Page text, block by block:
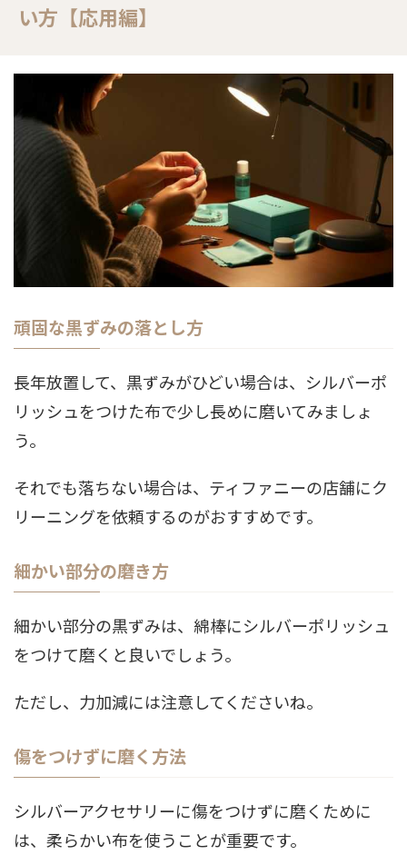
い方【応用編】
頑固な黒ずみの落とし方
長年放置して、黒ずみがひどい場合は、シルバーポ
リッシュをつけた布で少し長めに磨いてみましょ
う。
それでも落ちない場合は、ティファニーの店舗にク
リーニングを依頼するのがおすすめです。
細かい部分の磨き方
細かい部分の黒ずみは、綿棒にシルバーポリッシュ
をつけて磨くと良いでしょう。
ただし、力加減には注意してくださいね。
傷をつけずに磨く方法
シルバーアクセサリーに傷をつけずに磨くために
は、柔らかい布を使うことが重要です。